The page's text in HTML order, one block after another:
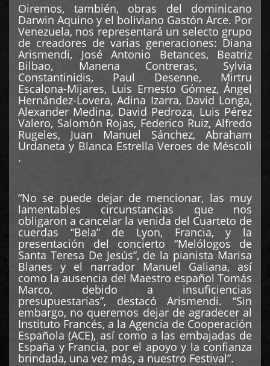
Oiremos, también, obras del dominicano
Darwin Aquino y el boliviano Gastón Arce. Por
Venezuela, nos representará un selecto grupo
de creadores de varias generaciones: Diana
Arismendi, José Antonio Betances, Beatriz
Bilbao, Manena Contreras, Sylvia
Constantinidis, Paul Desenne, Mirtru
Escalona-Mijares, Luis Ernesto Gómez, Ángel
Hernández-Lovera, Adina Izarra, David Longa,
Alexander Medina, David Pedroza, Luis Pérez
Valero, Salomón Rojas, Federico Ruiz, Alfredo
Rugeles, Juan Manuel Sánchez, Abraham
Urdaneta y Blanca Estrella Veroes de Méscoli
.
“No se puede dejar de mencionar, las muy
lamentables circunstancias que nos
obligaron a cancelar la venida del Cuarteto de
cuerdas “Bela” de Lyon, Francia, y la
presentación del concierto “Melólogos de
Santa Teresa De Jesús”, de la pianista Marisa
Blanes y el narrador Manuel Galiana, así
como la ausencia del Maestro español Tomás
Marco, debido a insuficiencias
presupuestarias”, destacó Arismendi. “Sin
embargo, no queremos dejar de agradecer al
Instituto Francés, a la Agencia de Cooperación
Española (ACE), así como a las embajadas de
España y Francia, por el apoyo y la confianza
brindada, una vez más, a nuestro Festival”.